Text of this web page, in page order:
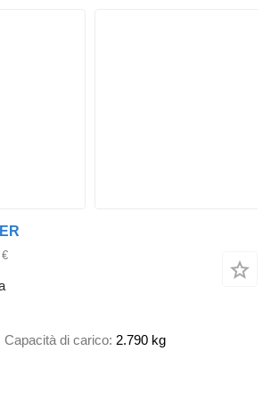
Capacità di carico 2.790 kg